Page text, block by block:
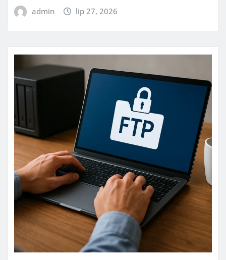
admin lip 27, 2026